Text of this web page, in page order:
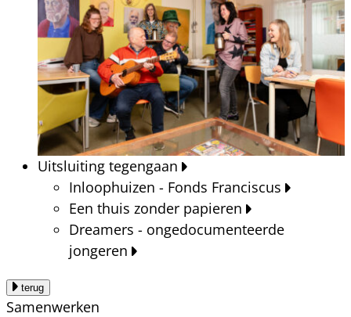
Uitsluiting tegengaan
Inloophuizen - Fonds Franciscus
Een thuis zonder papieren
Dreamers - ongedocumenteerde
jongeren
terug
Samenwerken